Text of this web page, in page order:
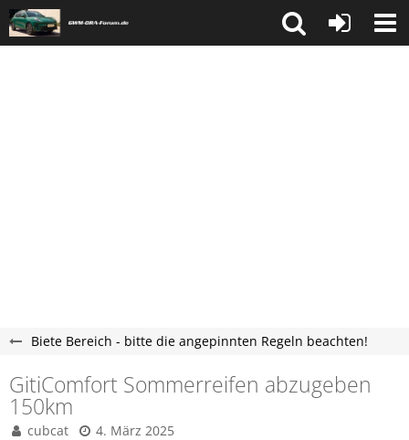
Biete Bereich - bitte die angepinnten Regeln beachten!
GitiComfort Sommerreifen abzugeben
150km
cubcat 4. März 2025